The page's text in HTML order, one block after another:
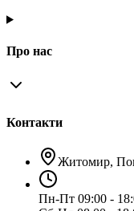
Про нас
Контакти
Житомир,
Пн-Пт 09:00 -